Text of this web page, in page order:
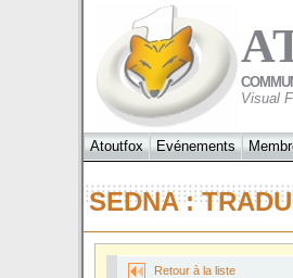
Visual
Atoutfox Evénements
SEDNA :
Retour à la liste